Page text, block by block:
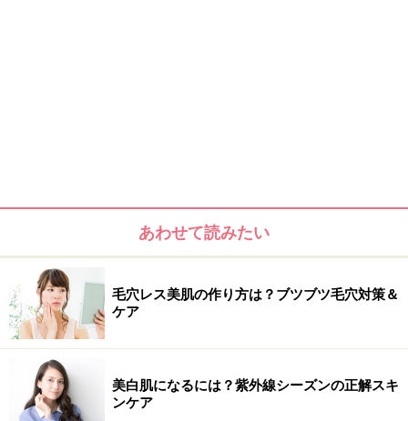
あわせて読みたい
毛穴レス美肌の作り方は？ブツブツ毛穴対策＆
ケア
美白肌になるには？紫外線シーズンの正解スキ
ンケア